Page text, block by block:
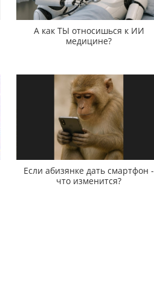
А как ТЫ относишься к ИИ
медицине?
Если абизянке дать смартфон -
что изменится?